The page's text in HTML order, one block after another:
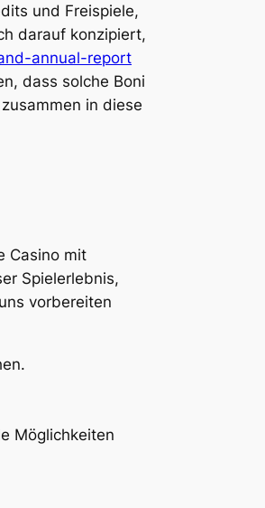
und Freispiele,
darauf konzipiert,
annual-report
dass solche Boni
in diese
Casino mit
Spielerlebnis,
vorbereiten
Möglichkeiten